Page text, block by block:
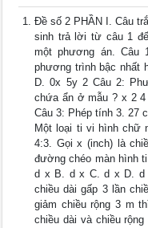
Đề số 2 PHẦN I. Câu
sinh trả lời từ câu 1
một phương án. Câu
phương trình bậc nhất
D. 0x 5y 2 Câu 2:
chứa ẩn ở mẫu ? x 2
Câu 3: Phép tính 3. 27
Một loại ti vi hình chữ
4:3. Gọi x (inch) là
đường chéo màn hình
d x B. d x C. d x D. d
chiều dài gấp 3 lần
giảm chiều rộng 3 m
chiều dài và chiều